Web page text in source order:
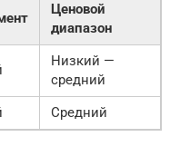
Ценовой
диапазон
Низкий —
средний
Средний